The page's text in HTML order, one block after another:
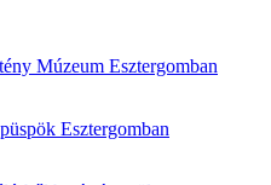
Múzeum Esztergomban
Esztergomban